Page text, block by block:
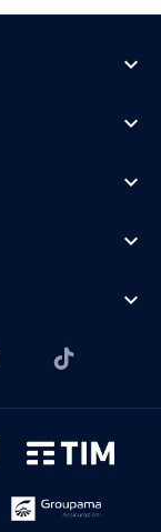
expand_more
expand_more
expand_more
expand_more
expand_more